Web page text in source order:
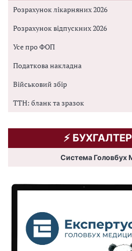
Розрахунок лікарняних 2026
Розрахунок відпускних 2026
Усе про ФОП
Податкова накладна
Військовий збір
ТТН: бланк та зразок
⚡️
Система Головбух